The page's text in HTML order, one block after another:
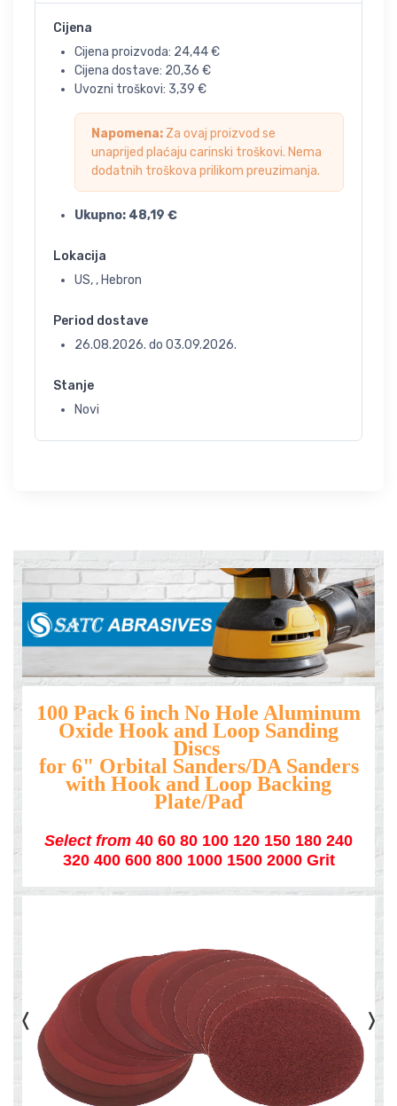
Cijena
Cijena proizvoda: 24,44€
Cijena dostave: 20,36 €
Uvozni troškovi: 3,39 €
Napomena: Za ovaj proizvod se
unaprijed plaćaju carinski troškovi. Nema
dodatnih troškova prilikom preuzimanja.
Ukupno: 48,19 €
Lokacija
US, , Hebron
Period dostave
26.08.2026. do 03.09.2026.
Stanje
Novi